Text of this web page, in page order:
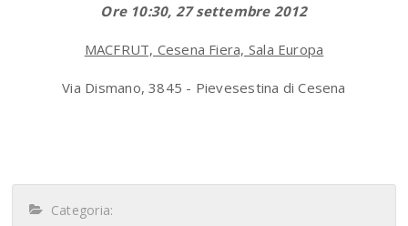
Ore 10:30, 27 settembre 2012
MACFRUT, Cesena Fiera, Sala Europa
Via Dismano, 3845 - Pievesestina di Cesena
Categoria: